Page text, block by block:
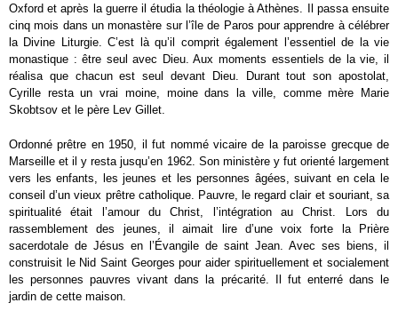
Oxford et après la guerre il étudia la théologie à Athènes. Il passa ensuite
cinq mois dans un monastère sur l’île de Paros pour apprendre à célébrer
la Divine Liturgie. C’est là qu’il comprit également l’essentiel de la vie
monastique : être seul avec Dieu. Aux moments essentiels de la vie, il
réalisa que chacun est seul devant Dieu. Durant tout son apostolat,
Cyrille resta un vrai moine, moine dans la ville, comme mère Marie
Skobtsov et le père Lev Gillet.
Ordonné prêtre en 1950, il fut nommé vicaire de la paroisse grecque de
Marseille et il y resta jusqu’en 1962. Son ministère y fut orienté largement
vers les enfants, les jeunes et les personnes âgées, suivant en cela le
conseil d’un vieux prêtre catholique. Pauvre, le regard clair et souriant, sa
spiritualité était l’amour du Christ, l’intégration au Christ. Lors du
rassemblement des jeunes, il aimait lire d’une voix forte la Prière
sacerdotale de Jésus en l’Évangile de saint Jean. Avec ses biens, il
construisit le Nid Saint Georges pour aider spirituellement et socialement
les personnes pauvres vivant dans la précarité. Il fut enterré dans le
jardin de cette maison.